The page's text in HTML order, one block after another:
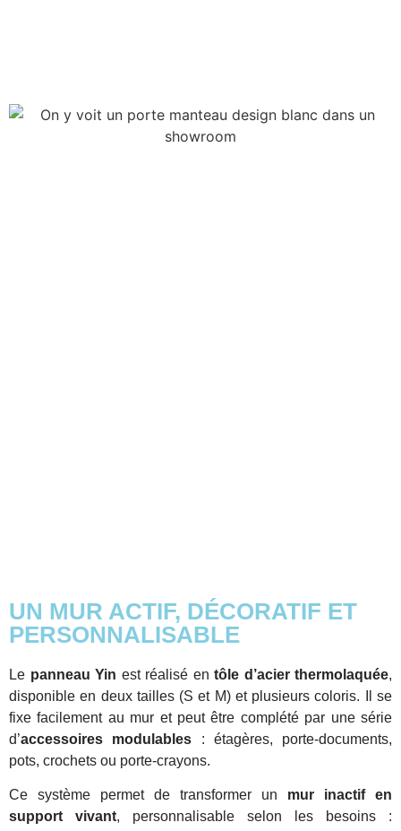
UN MUR ACTIF, DÉCORATIF ET
PERSONNALISABLE
Le panneau Yin est réalisé en tôle d’acier thermolaquée,
disponible en deux tailles (S et M) et plusieurs coloris. Il se
fixe facilement au mur et peut être complété par une série
d’accessoires modulables : étagères, porte-documents,
pots, crochets ou porte-crayons.
Ce système permet de transformer un mur inactif en
support vivant, personnalisable selon les besoins :